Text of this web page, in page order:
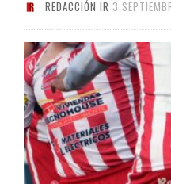
REDACCIÓN IR 3